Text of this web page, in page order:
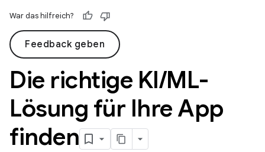
War das hilfreich?
Feedback geben
Die richtige KI/ML-
Lösung für Ihre App
finden